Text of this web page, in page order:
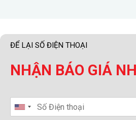
ĐỂ LẠI SỐ ĐIỆN THOẠI
NHẬN BÁO GIÁ